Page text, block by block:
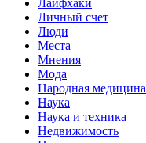
Лайфхаки
Личный счет
Люди
Места
Мнения
Мода
Народная медицина
Наука
Наука и техника
Недвижимость